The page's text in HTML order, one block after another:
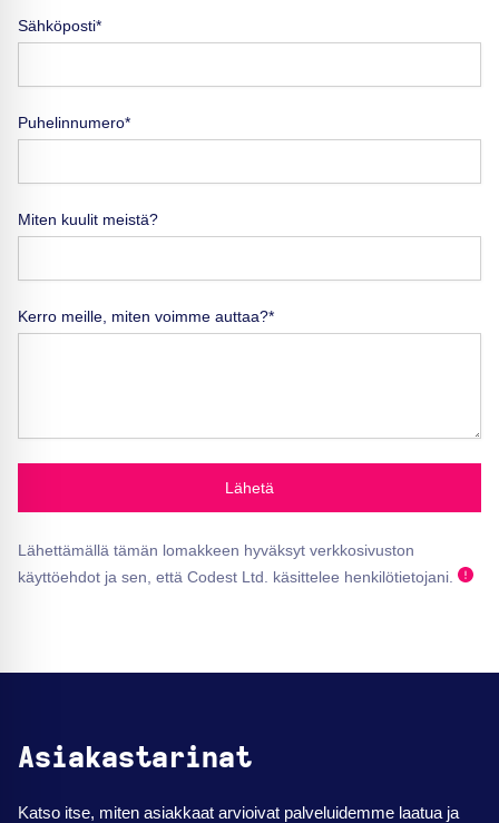
Sähköposti*
Puhelinnumero*
Miten kuulit meistä?
Kerro meille, miten voimme auttaa?*
Lähetä
Lähettämällä tämän lomakkeen hyväksyt verkkosivuston
käyttöehdot ja sen, että Codest Ltd. käsittelee henkilötietojani.
Asiakastarinat
Katso itse, miten asiakkaat arvioivat palveluidemme laatua ja